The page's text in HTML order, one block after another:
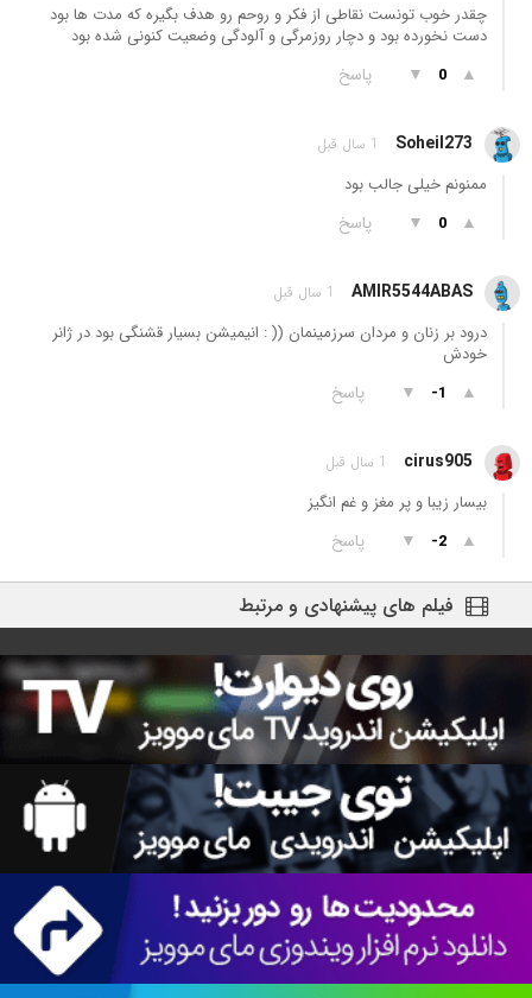
چقدر خوب تونست نقاطی از فکر و روحم رو هدف بگیره که مدت ها بود
دست نخورده بود و دچار روزمرگی و آلودگی وضعیت کنونی شده بود
▲
0
▼ پاسخ
Soheil273 1 سال قبل
ممنونم خیلی جالب بود
▲
0
▼ پاسخ
AMIR5544ABAS 1 سال قبل
درود بر زنان و مردان سرزمینمان (( : انیمیشن بسیار قشنگی بود در ژانر
خودش
▲
-1
▼ پاسخ
cirus905 1 سال قبل
بیسار زیبا و پر مغز و غم انگیز
▲
-2
▼ پاسخ
فیلم های پیشنهادی و مرتبط